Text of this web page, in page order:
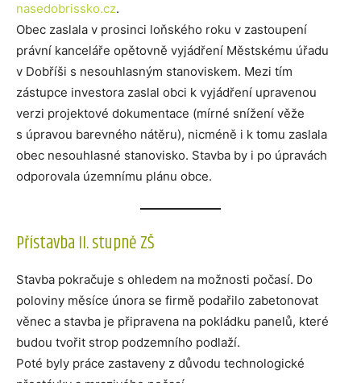
nasedobrissko.cz.
Obec zaslala v prosinci loňského roku v zastoupení
právní kanceláře opětovně vyjádření Městskému úřadu
v Dobříši s nesouhlasným stanoviskem. Mezi tím
zástupce investora zaslal obci k vyjádření upravenou
verzi projektové dokumentace (mírné snížení věže
s úpravou barevného nátěru), nicméně i k tomu zaslala
obec nesouhlasné stanovisko. Stavba by i po úpravách
odporovala územnímu plánu obce.
Přístavba II. stupně ZŠ
Stavba pokračuje s ohledem na možnosti počasí. Do
poloviny měsíce února se firmě podařilo zabetonovat
věnec a stavba je připravena na pokládku panelů, které
budou tvořit strop podzemního podlaží.
Poté byly práce zastaveny z důvodu technologické